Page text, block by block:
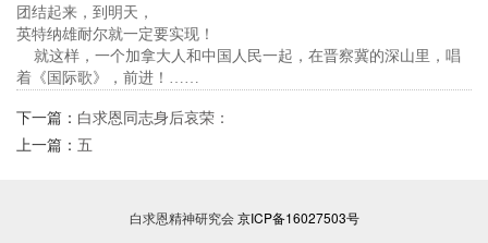
团结起来，到明天，
英特纳雄耐尔就一定要实现！
就这样，一个加拿大人和中国人民一起，在晋察冀的深山里，唱
着《国际歌》，前进！……
下一篇： 白求恩同志身后哀荣：
上一篇： 五
白求恩精神研究会京ICP备16027503号